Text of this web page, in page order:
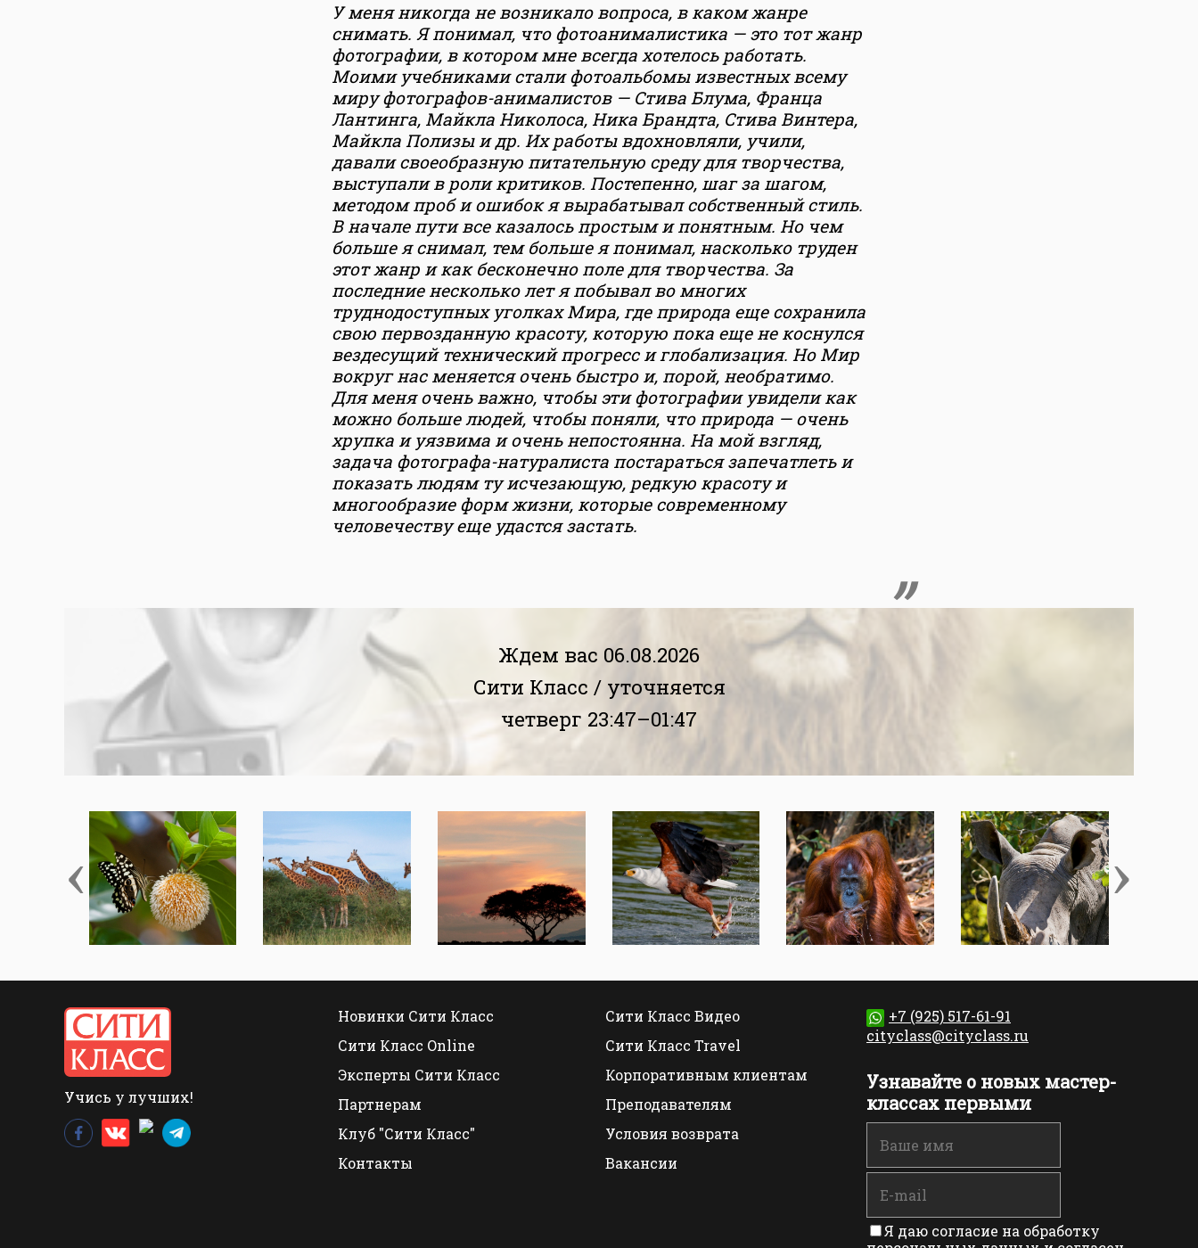
У меня никогда не возникало вопроса, в каком жанре
снимать. Я понимал, что фотоанималистика — это тот жанр
фотографии, в котором мне всегда хотелось работать.
Моими учебниками стали фотоальбомы известных всему
миру фотографов-анималистов — Стива Блума, Франца
Лантинга, Майкла Николоса, Ника Брандта, Стива Винтера,
Майкла Полизы и др. Их работы вдохновляли, учили,
давали своеобразную питательную среду для творчества,
выступали в роли критиков. Постепенно, шаг за шагом,
методом проб и ошибок я вырабатывал собственный стиль.
В начале пути все казалось простым и понятным. Но чем
больше я снимал, тем больше я понимал, насколько труден
этот жанр и как бесконечно поле для творчества. За
последние несколько лет я побывал во многих
труднодоступных уголках Мира, где природа еще сохранила
свою первозданную красоту, которую пока еще не коснулся
вездесущий технический прогресс и глобализация. Но Мир
вокруг нас меняется очень быстро и, порой, необратимо.
Для меня очень важно, чтобы эти фотографии увидели как
можно больше людей, чтобы поняли, что природа — очень
хрупка и уязвима и очень непостоянна. На мой взгляд,
задача фотографа-натуралиста постараться запечатлеть и
показать людям ту исчезающую, редкую красоту и
многообразие форм жизни, которые современному
человечеству еще удастся застать.
Ждем вас 06.08.2026
Сити Класс / уточняется
четверг 23:47–01:47
‹ ›
Учись у лучших!
Новинки Сити Класс
Сити Класс Видео
Сити Класс Online
Сити Класс Travel
Эксперты Сити Класс
Корпоративным клиентам
Партнерам
Преподавателям
Клуб "Сити Класс"
Условия возврата
Контакты
Вакансии
+7 (925) 517-61-91
cityclass@cityclass.ru
Узнавайте о новых мастер-
классах первыми
Я даю согласие на обработку